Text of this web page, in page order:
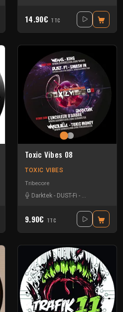
14.90€ TTC
Toxic Vibes 08
TOXIC VIBES
Tribecore
Darktek - DUST-Fi -
9.90€ TTC